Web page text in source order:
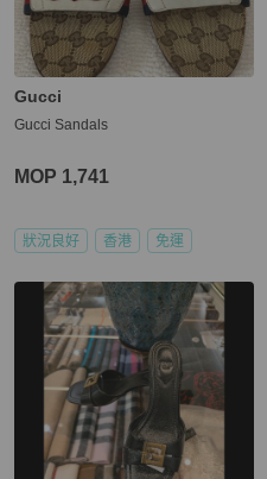
Gucci
Gucci Sandals
MOP 1,741
狀況良好 香港 免運